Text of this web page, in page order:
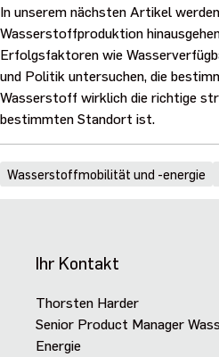
In unserem nächsten Artikel
Wasserstoffproduktion
Erfolgsfaktoren wie
und Politik untersuchen, die
Wasserstoff wirklich die richtige
bestimmten Standort ist.
Wasserstoffmobilität und -energie
Ihr Kontakt
Thorsten Harder
Senior Product Manager
Energie